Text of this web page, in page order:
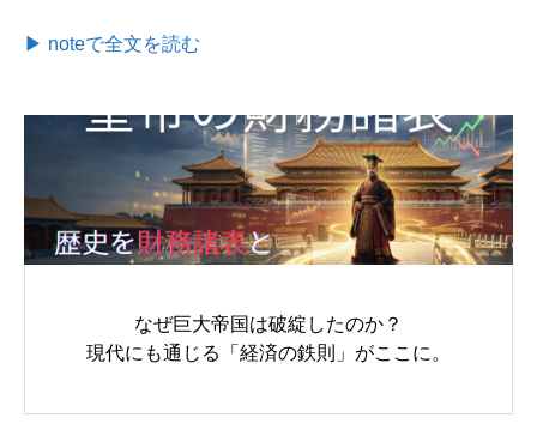
▶ noteで全文を読む
なぜ巨大帝国は破綻したのか？
現代にも通じる「経済の鉄則」がここに。